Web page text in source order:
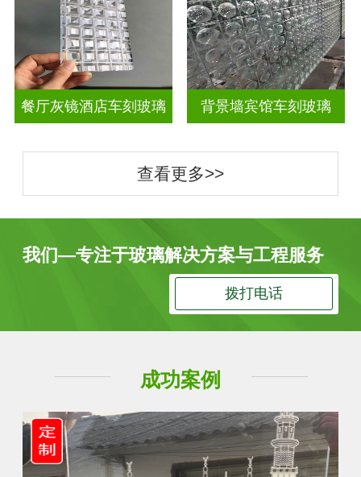
餐厅灰镜酒店车刻玻璃 背景墙宾馆车刻玻璃
查看更多>>
我们—专注于玻璃解决方案与工程服务
拨打电话
成功案例